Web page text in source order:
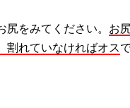
尻をみてください。 お
割れていなければオス